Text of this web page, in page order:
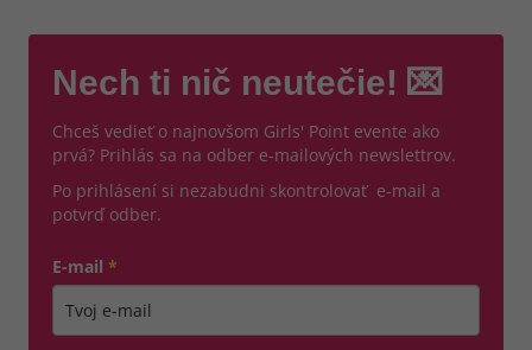
Nech ti nič neutečie! 💌
Chceš vedieť o najnovšom Girls' Point evente ako
prvá? Prihlás sa na odber e-mailových newslettrov.
Po prihlásení si nezabudni skontrolovať e-mail a
potvrď odber.
E-mail *